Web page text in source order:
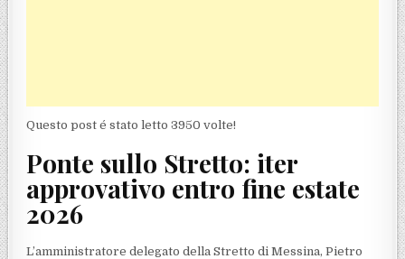
Questo post é stato letto 3950 volte!
Ponte sullo Stretto: iter
approvativo entro fine estate
2026
L’amministratore delegato della Stretto di Messina, Pietro